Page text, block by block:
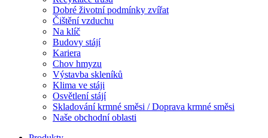
Dobré životní podmínky zvířat
Čištění vzduchu
Na klíč
Budovy stájí
Kariera
Chov hmyzu
Výstavba skleníků
Klima ve stáji
Osvětlení stájí
Skladování krmné směsi / Doprava krmné směsi
Naše obchodní oblasti